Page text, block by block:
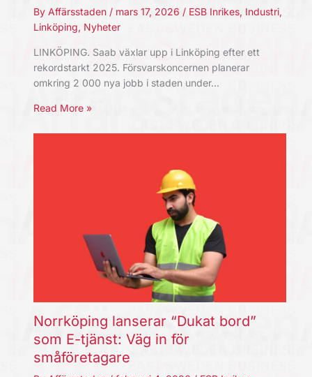
By Affärsstaden / mars 17, 2026 / ESB Inrikes, Industri,
Linköping, Nyheter
LINKÖPING. Saab växlar upp i Linköping efter ett
rekordstarkt 2025. Försvarskoncernen planerar
omkring 2 000 nya jobb i staden under…
Read More »
Norrköping lanserar “Dukat bord”
som E-tjänst: Väg in för
småföretagare